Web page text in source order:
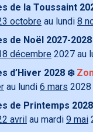
de la Toussaint
octobre au lundi 8
de Noël 2027-2028
décembre 2027 au
d’Hiver 2028 ❄️
au lundi 6 mars 2028
de Printemps 2028
avril au mardi 9 mai